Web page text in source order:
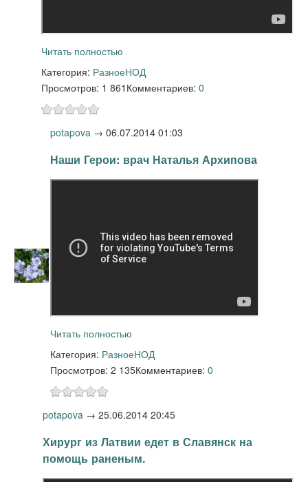
Читать полностью
Категория: РазноеНОД
Просмотров: 1 861 Комментариев: 0
potapova → 06.07.2014 01:03
Наши Герои: врач Наталья Архипова
Читать полностью
Категория: РазноеНОД
Просмотров: 2 135Комментариев: 0
potapova → 25.06.2014 20:45
Хирург из Латвии едет в Славянск на
помощь раненым.